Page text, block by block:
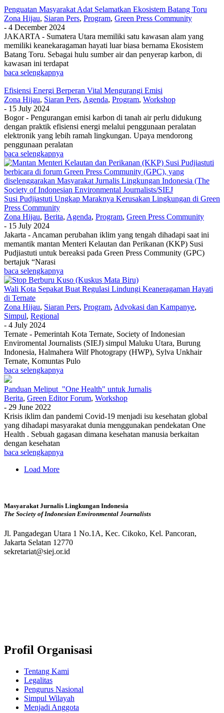
Penguatan Masyarakat Adat Selamatkan Ekosistem Batang Toru
Zona Hijau, Siaran Pers, Program, Green Press Community
- 4 December 2024
JAKARTA - Sumatera Utara memiliki satu kawasan alam yang
memiliki keanekaragaman hayati luar biasa bernama Ekosistem
Batang Toru. Sebagai hulu sumber air dan penyerap karbon, di
kawasan ini terdapat
baca selengkapnya
Efisiensi Energi Berperan Vital Mengurangi Emisi
Zona Hijau, Siaran Pers, Agenda, Program, Workshop
- 15 July 2024
Bogor - Pengurangan emisi karbon di tanah air perlu didukung
dengan praktik efisiensi energi melalui penggunaan peralatan
elektronik yang lebih ramah lingkungan. Upaya mendorong
penggunaan peralatan
baca selengkapnya
Susi Pudjiastuti Ungkap Maraknya Kerusakan Lingkungan di Green
Press Community
Zona Hijau, Berita, Agenda, Program, Green Press Community
- 15 July 2024
Jakarta - Ancaman perubahan iklim yang tengah dihadapi saat ini
memantik mantan Menteri Kelautan dan Perikanan (KKP) Susi
Pudjiastuti untuk bereaksi pada Green Press Community (GPC)
bertajuk “Narasi
baca selengkapnya
Wali Kota Sepakat Buat Regulasi Lindungi Keaneragaman Hayati
di Ternate
Zona Hijau, Siaran Pers, Program, Advokasi dan Kampanye,
Simpul, Regional
- 4 July 2024
Ternate - Pemerintah Kota Ternate, Society of Indonesian
Enviromental Journalists (SIEJ) simpul Maluku Utara, Burung
Indonesia, Halmahera Wilf Photograpy (HWP), Sylva Unkhair
Ternate, Komuntas Pulo
baca selengkapnya
Panduan Meliput "One Health" untuk Jurnalis
Berita, Green Editor Forum, Workshop
- 29 June 2022
Krisis iklim dan pandemi Covid-19 menjadi isu kesehatan global
yang dihadapi masyarakat dunia menggunakan pendekatan One
Health . Sebuah gagasan dimana kesehatan manusia berkaitan
dengan kesehatan
baca selengkapnya
Load More
Masyarakat Jurnalis Lingkungan Indonesia
The Society of Indonesian Environmental Journalists
Jl. Pangadegan Utara 1 No.1A, Kec. Cikoko, Kel. Pancoran,
Jakarta Selatan 12770
sekretariat@siej.or.id
Profil Organisasi
Tentang Kami
Legalitas
Pengurus Nasional
Simpul Wilayah
Menjadi Anggota